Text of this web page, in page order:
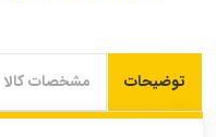
توضیحات مشخصات کالا